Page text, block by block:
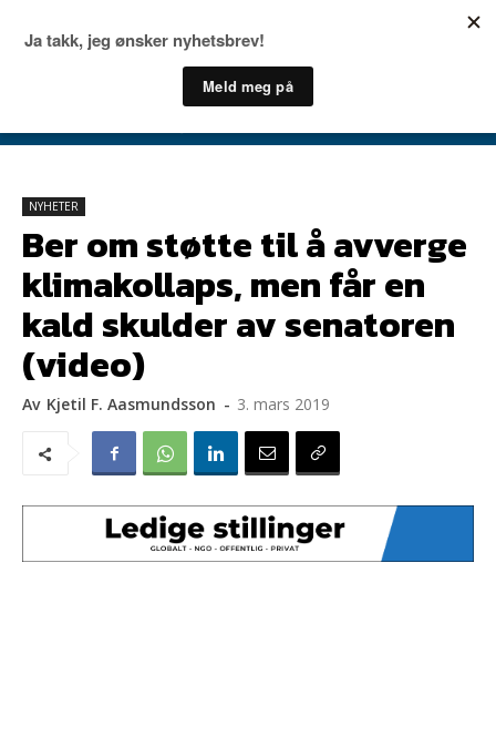
NYHETER
Ber om støtte til å avverge
klimakollaps, men får en
kald skulder av senatoren
(video)
Av Kjetil F. Aasmundsson - 3. mars 2019